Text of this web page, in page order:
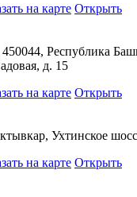
на карте Открыть
Республика
д. 15
на карте Открыть
Ухтинское
на карте Открыть